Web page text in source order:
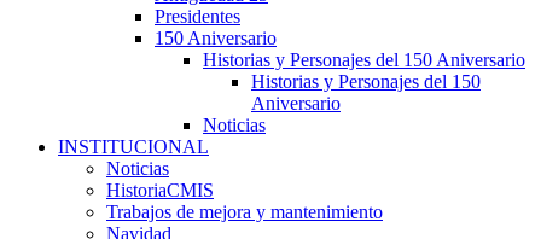
Presidentes
150 Aniversario
Historias y Personajes del 150 Aniversario
Historias y Personajes del 150
Aniversario
Noticias
INSTITUCIONAL
Noticias
HistoriaCMIS
Trabajos de mejora y mantenimiento
Navidad